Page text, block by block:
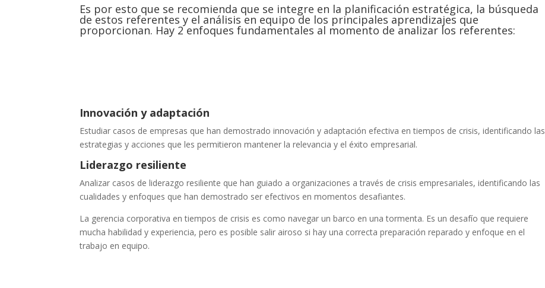
Es por esto que se recomienda que se integre en la planificación estratégica, la búsqueda
de estos referentes y el análisis en equipo de los principales aprendizajes que
proporcionan. Hay 2 enfoques fundamentales al momento de analizar los referentes:
Innovación y adaptación
Estudiar casos de empresas que han demostrado innovación y adaptación efectiva en tiempos de crisis, identificando las
estrategias y acciones que les permitieron mantener la relevancia y el éxito empresarial.
Liderazgo resiliente
Analizar casos de liderazgo resiliente que han guiado a organizaciones a través de crisis empresariales, identificando las
cualidades y enfoques que han demostrado ser efectivos en momentos desafiantes.
La gerencia corporativa en tiempos de crisis es como navegar un barco en una tormenta. Es un desafío que requiere
mucha habilidad y experiencia, pero es posible salir airoso si hay una correcta preparación reparado y enfoque en el
trabajo en equipo.